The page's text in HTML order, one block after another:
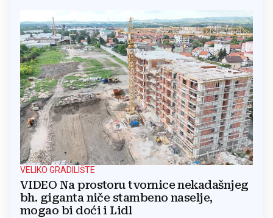
VELIKO GRADILIŠTE
VIDEO Na prostoru tvornice nekadašnjeg
bh. giganta niče stambeno naselje,
mogao bi doći i Lidl